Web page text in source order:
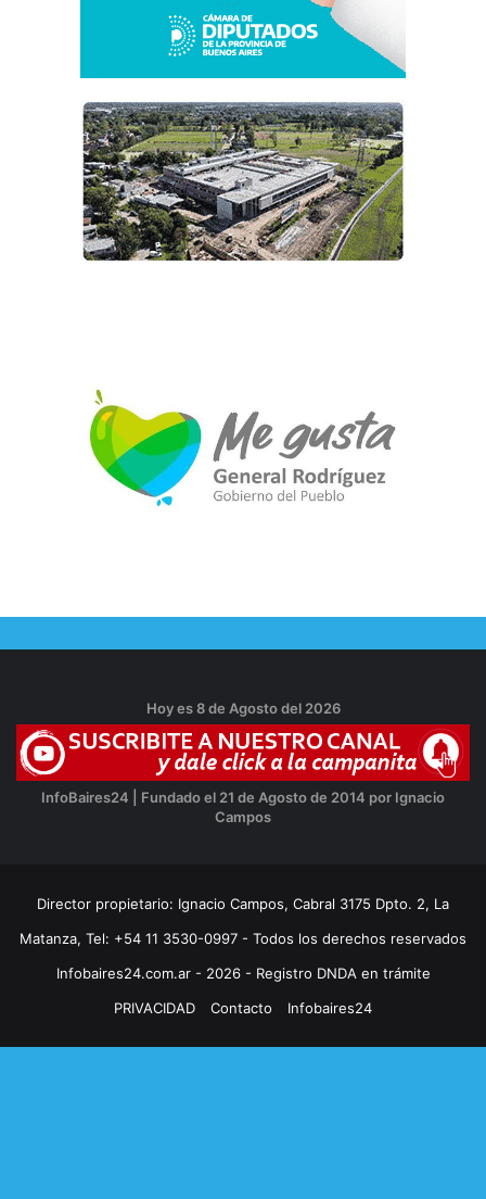
Hoy es 8 de Agosto del 2026
InfoBaires24 | Fundado el 21 de Agosto de 2014 por Ignacio
Campos
Director propietario: Ignacio Campos, Cabral 3175 Dpto. 2, La
Matanza, Tel: +54 11 3530-0997 - Todos los derechos reservados
Infobaires24.com.ar - 2026 - Registro DNDA en trámite
PRIVACIDAD
Contacto Infobaires24